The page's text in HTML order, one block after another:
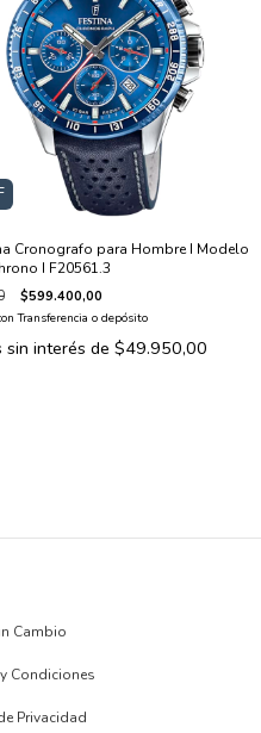
Cronografo para Hombre I Modelo
I F20561.3
$599.400,00
Transferencia o depósito
sin interés de $49.950,00
Cambio
Condiciones
Privacidad